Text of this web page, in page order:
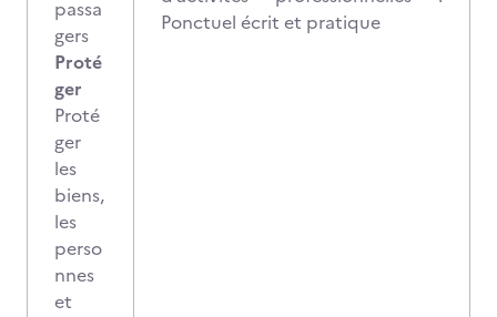
passa
gers
Proté
ger
Proté
ger
les
biens,
les
perso
nnes
et
Ponctuel écrit et pratique